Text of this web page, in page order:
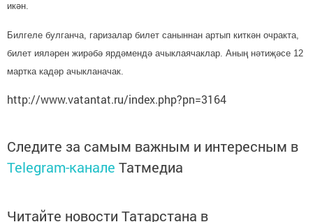
икән.
Билгеле булганча, гаризалар билет саныннан артып киткән очракта,
билет ияләрен жирәбә ярдәмендә ачыклаячаклар. Аның нәтиҗәсе 12
мартка кадәр ачыкланачак.
http://www.vatantat.ru/index.php?pn=3164
Следите за самым важным и интересным в
Telegram-канале Татмедиа
Читайте новости Татарстана в